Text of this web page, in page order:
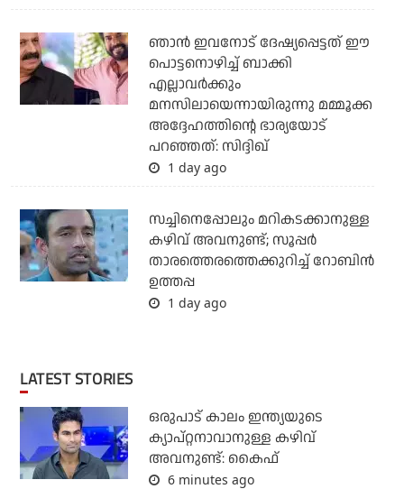
ഞാന്‍ ഇവനോട് ദേഷ്യപ്പെട്ടത് ഈ
പൊട്ടനൊഴിച്ച് ബാക്കി
എല്ലാവര്‍ക്കും
മനസിലായെന്നായിരുന്നു മമ്മൂക്ക
അദ്ദേഹത്തിന്റെ ഭാര്യയോട്
പറഞ്ഞത്: സിദ്ദിഖ്
1 day ago
സച്ചിനെപ്പോലും മറികടക്കാനുള്ള
കഴിവ് അവനുണ്ട്; സൂപ്പര്‍
താരത്തെരത്തെക്കുറിച്ച് റോബിന്‍
ഉത്തപ്പ
1 day ago
LATEST STORIES
ഒരുപാട് കാലം ഇന്ത്യയുടെ
ക്യാപ്റ്റനാവാനുള്ള കഴിവ്
അവനുണ്ട്: കൈഫ്
6 minutes ago